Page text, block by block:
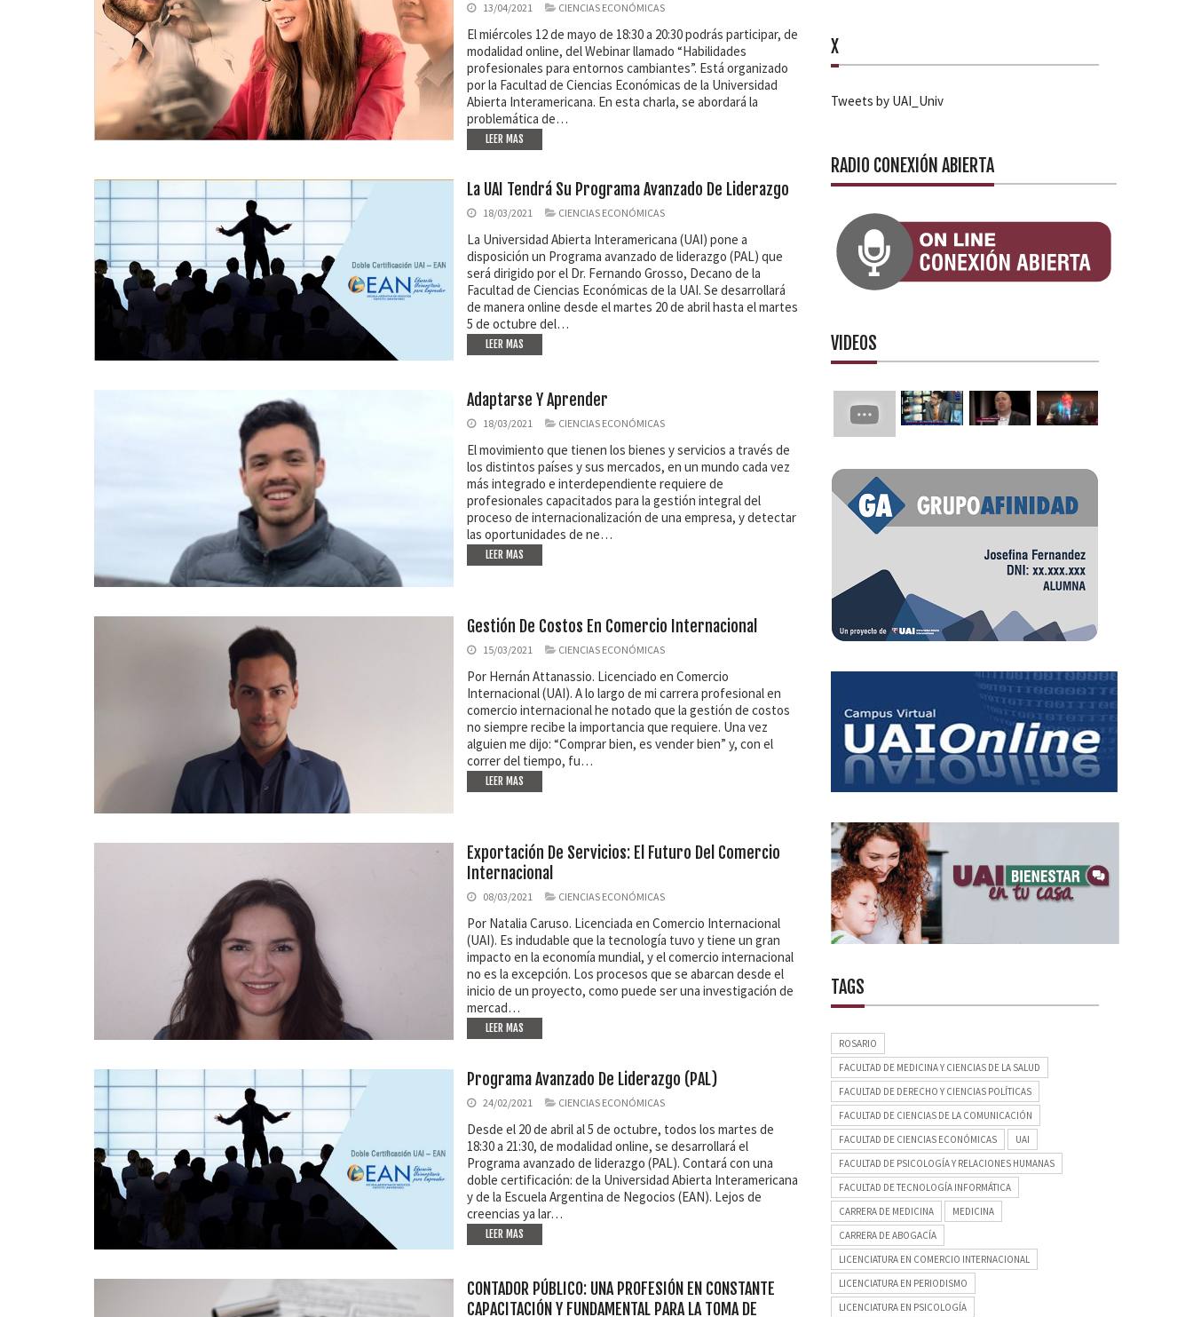
13/04/2021 CIENCIAS ECONÓMICAS
El miércoles 12 de mayo de 18:30 a 20:30 podrás participar, de
modalidad online, del Webinar llamado “Habilidades
profesionales para entornos cambiantes”. Está organizado
por la Facultad de Ciencias Económicas de la Universidad
Abierta Interamericana. En esta charla, se abordará la
problemática de…
LEER MAS
La UAI Tendrá Su Programa Avanzado De Liderazgo
18/03/2021 CIENCIAS ECONÓMICAS
La Universidad Abierta Interamericana (UAI) pone a
disposición un Programa avanzado de liderazgo (PAL) que
será dirigido por el Dr. Fernando Grosso, Decano de la
Facultad de Ciencias Económicas de la UAI. Se desarrollará
de manera online desde el martes 20 de abril hasta el martes
5 de octubre del…
LEER MAS
Adaptarse Y Aprender
18/03/2021 CIENCIAS ECONÓMICAS
El movimiento que tienen los bienes y servicios a través de
los distintos países y sus mercados, en un mundo cada vez
más integrado e interdependiente requiere de
profesionales capacitados para la gestión integral del
proceso de internacionalización de una empresa, y detectar
las oportunidades de ne…
LEER MAS
Gestión De Costos En Comercio Internacional
15/03/2021 CIENCIAS ECONÓMICAS
Por Hernán Attanassio. Licenciado en Comercio
Internacional (UAI). A lo largo de mi carrera profesional en
comercio internacional he notado que la gestión de costos
no siempre recibe la importancia que requiere. Una vez
alguien me dijo: “Comprar bien, es vender bien” y, con el
correr del tiempo, fu…
LEER MAS
Exportación De Servicios: El Futuro Del Comercio
Internacional
08/03/2021 CIENCIAS ECONÓMICAS
Por Natalia Caruso. Licenciada en Comercio Internacional
(UAI). Es indudable que la tecnología tuvo y tiene un gran
impacto en la economía mundial, y el comercio internacional
no es la excepción. Los procesos que se abarcan desde el
inicio de un proyecto, como puede ser una investigación de
mercad…
LEER MAS
Programa Avanzado De Liderazgo (PAL)
24/02/2021 CIENCIAS ECONÓMICAS
Desde el 20 de abril al 5 de octubre, todos los martes de
18:30 a 21:30, de modalidad online, se desarrollará el
Programa avanzado de liderazgo (PAL). Contará con una
doble certificación: de la Universidad Abierta Interamericana
y de la Escuela Argentina de Negocios (EAN). Lejos de
creencias ya lar…
LEER MAS
CONTADOR PÚBLICO: UNA PROFESIÓN EN CONSTANTE
CAPACITACIÓN Y FUNDAMENTAL PARA LA TOMA DE
X
Tweets by UAI_Univ
RADIO CONEXIÓN ABIERTA
VIDEOS
TAGS
ROSARIO
FACULTAD DE MEDICINA Y CIENCIAS DE LA SALUD
FACULTAD DE DERECHO Y CIENCIAS POLÍTICAS
FACULTAD DE CIENCIAS DE LA COMUNICACIÓN
FACULTAD DE CIENCIAS ECONÓMICAS
UAI
FACULTAD DE PSICOLOGÍA Y RELACIONES HUMANAS
FACULTAD DE TECNOLOGÍA INFORMÁTICA
CARRERA DE MEDICINA
MEDICINA
CARRERA DE ABOGACÍA
LICENCIATURA EN COMERCIO INTERNACIONAL
LICENCIATURA EN PERIODISMO
LICENCIATURA EN PSICOLOGÍA